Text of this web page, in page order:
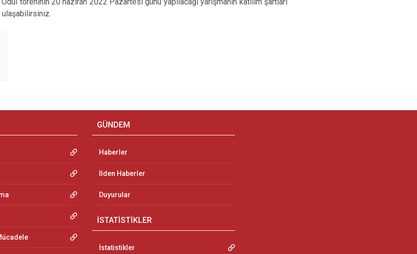
ulaşabilirsiniz.
GÜNDEM
Haberler
İlden Haberler
Duyurular
İSTATİSTİKLER
İstatistikler